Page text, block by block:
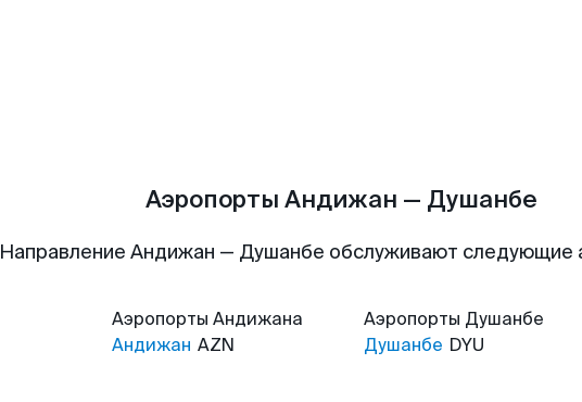
Аэропорты Андижан — Душанбе
Направление Андижан — Душанбе обслуживают следующие
Аэропорты Андижана
Андижан AZN
Аэропорты Душанбе
Душанбе DYU